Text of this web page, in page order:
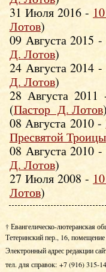
31 Июля 2016 -
Лотов)
09 Августа 2015 -
Д. Лотов)
24 Августа 2014 -
Д. Лотов)
28 Августа
(Пастор Д. Лотов
08 Августа 2010 -
Пресвятой Троицы
08 Августа 2010 -
Д. Лотов)
27 Июля 2008 -
Лотов)
† Евангелическо-лютеранская
Тетеринский пер., 16,
Электронный адрес редакции
тел. для справок: +7 (916) 315-